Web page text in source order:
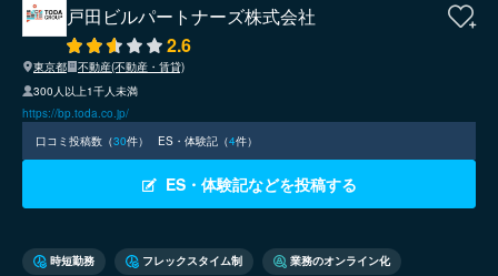
戸田ビルパートナーズ株式会社
2.6
東京都
不動産(不動産・賃貸)
300人以上1千人未満
https://bp.toda.co.jp/
口コミ投稿数（30件） ES・体験記（4件）
ES・体験記などを投稿する
時短勤務 フレックスタイム制 業務のオンライン化